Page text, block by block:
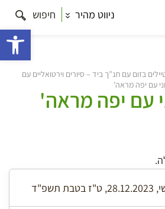
ניווט מהיר חיפוש
בזום עם תנ”ך ביד – סיורים וירטואליים עם
עם יפה מראה'
עם יפה מראה'
תשפ"ד